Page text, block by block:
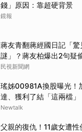
錢」原因：靠超硬背景
鏡報
蔣友青翻蔣經國日記「
謎」？蔣友柏爆出2句疑
民視新聞網
瑤姊00981A換股曝光！
達、獲利了結「這兩檔」
Newtalk
父親的復仇！11歲女遭